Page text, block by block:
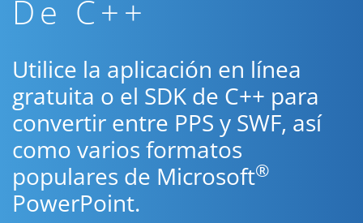
De C++
Utilice la aplicación en línea
gratuita o el SDK de C++ para
convertir entre PPS y SWF, así
como varios formatos
populares de Microsoft®
PowerPoint.